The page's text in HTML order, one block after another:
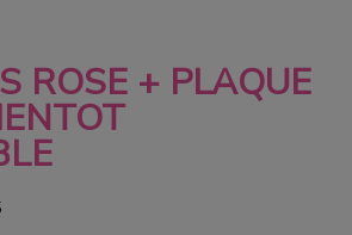
ROSE + PLAQUE